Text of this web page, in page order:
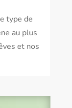
type de
au plus
et nos